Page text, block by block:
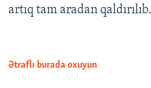
artıq tam aradan qaldırılıb.
Ətraflı burada oxuyun